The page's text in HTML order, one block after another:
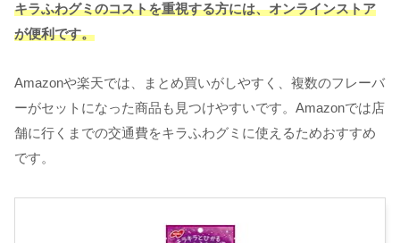
キラふわグミのコストを重視する方には、オンラインストア
が便利です。
Amazonや楽天では、まとめ買いがしやすく、複数のフレーバ
ーがセットになった商品も見つけやすいです。Amazonでは店
舗に行くまでの交通費をキラふわグミに使えるためおすすめ
です。